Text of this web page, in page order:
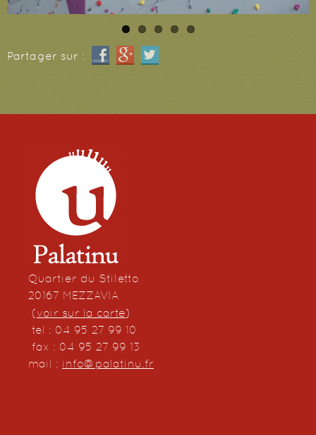
Partager sur :
Quartier du Stiletto
20167 MEZZAVIA
(voir sur la carte)
tel : 04 95 27 99 10
fax : 04 95 27 99 13
mail : info@palatinu.fr